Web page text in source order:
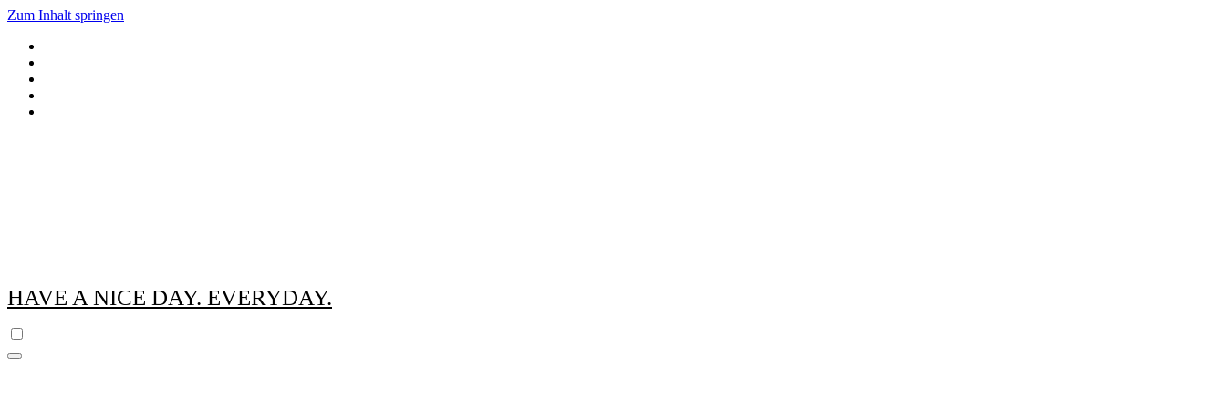
Zum Inhalt springen
HAVE A NICE DAY. EVERYDAY.